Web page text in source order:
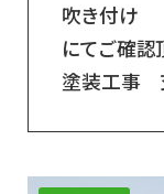
吹き付け
にてご確
塗装工事